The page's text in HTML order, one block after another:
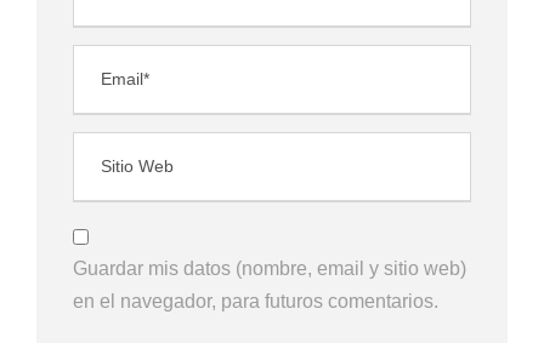
Guardar mis datos (nombre, email y sitio web)
en el navegador, para futuros comentarios.